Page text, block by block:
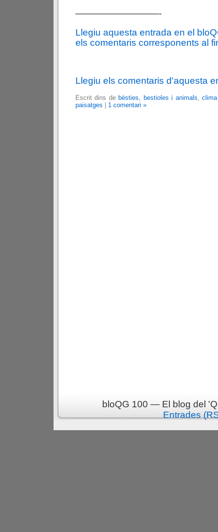
—————————-
Llegiu aquesta entrada en el
els comentaris corresponents al
Llegiu els comentaris d'aquesta
Escrit dins de bèsties, bestioles i animals,
paisatges
1 comentari »
bloQG 100 — El blog del
Entrades